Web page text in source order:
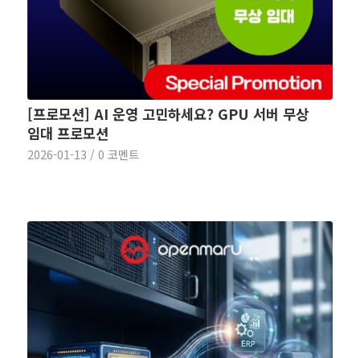
[프로모션] AI 운영 고민하세요? GPU 서버 무상
임대 프로모션
2026-01-13 / 0 코멘트